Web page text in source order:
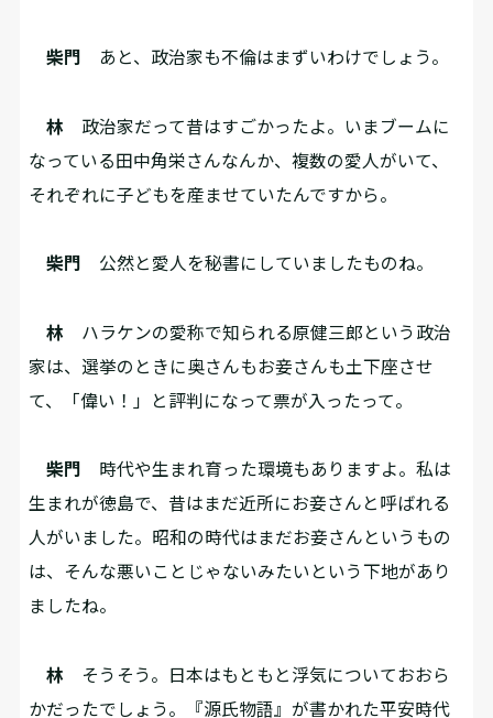
柴門 あと、政治家も不倫はまずいわけでしょう。
林 政治家だって昔はすごかったよ。いまブームに
なっている田中角栄さんなんか、複数の愛人がいて、
それぞれに子どもを産ませていたんですから。
柴門 公然と愛人を秘書にしていましたものね。
林 ハラケンの愛称で知られる原健三郎という政治
家は、選挙のときに奥さんもお妾さんも土下座させ
て、「偉い！」と評判になって票が入ったって。
柴門
時代や生まれ育った環境もありますよ。私は
生まれが徳島で、昔はまだ近所にお妾さんと呼ばれる
人がいました。昭和の時代はまだお妾さんというもの
は、そんな悪いことじゃないみたいという下地があり
ましたね。
林 そうそう。日本はもともと浮気についておおら
かだったでしょう。『源氏物語』が書かれた平安時代